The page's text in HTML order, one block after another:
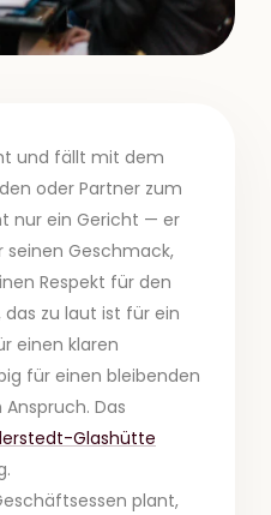
und fällt mit dem
oder Partner zum
nur ein Gericht — er
seinen Geschmack,
Respekt für den
das zu laut ist für ein
einen klaren
für einen bleibenden
Das
Glashütte
plant,